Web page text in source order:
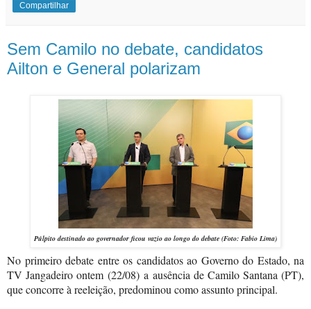
Compartilhar
Sem Camilo no debate, candidatos
Ailton e General polarizam
Púlpito destinado ao governador ficou vazio ao longo do debate (Foto: Fabio Lima)
No primeiro debate entre os candidatos ao Governo do Estado, na
TV Jangadeiro ontem(22/08) a ausência de Camilo Santana (PT),
que concorre à reeleição, predominou como assunto principal.